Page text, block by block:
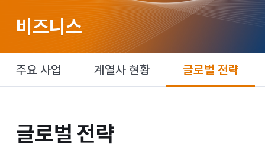
비즈니스
주요 사업 계열사 현황 글로벌 전략
글로벌 전략